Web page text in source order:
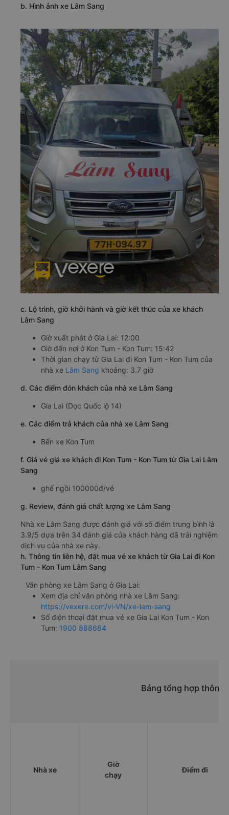
b. Hình ảnh xe Lâm Sang
c. Lộ trình, giờ khởi hành và giờ kết thúc của xe khách
Lâm Sang
Giờ xuất phát ở Gia Lai: 12:00
Giờ đến nơi ở Kon Tum - Kon Tum: 15:42
Thời gian chạy từ Gia Lai đi Kon Tum - Kon Tum của
nhà xe Lâm Sang khoảng: 3.7 giờ
d. Các điểm đón khách của nhà xe Lâm Sang
Gia Lai (Dọc Quốc lộ 14)
e. Các điểm trả khách của nhà xe Lâm Sang
Bến xe Kon Tum
f. Giá vé giá xe khách đi Kon Tum - Kon Tum từ Gia Lai Lâm
Sang
ghế ngồi 100000đ/vé
g. Review, đánh giá chất lượng xe Lâm Sang
Nhà xe Lâm Sang được đánh giá với số điểm trung bình là
3.9/5 dựa trên 34 đánh giá của khách hàng đã trải nghiệm
dịch vụ của nhà xe này.
h. Thông tin liên hệ, đặt mua vé xe khách từ Gia Lai đi Kon
Tum - Kon Tum Lâm Sang
Văn phòng xe Lâm Sang ở Gia Lai:
Xem địa chỉ văn phòng nhà xe Lâm Sang:
https://vexere.com/vi-VN/xe-lam-sang
Số điện thoại đặt mua vé xe Gia Lai Kon Tum - Kon
Tum: 1900 888684
Bảng tổng hợp thông
Nhà xe
Giờ
chạy
Điểm đi